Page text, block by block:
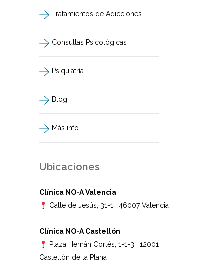
Tratamientos de Adicciones
Consultas Psicológicas
Psiquiatría
Blog
Más info
Ubicaciones
Clínica NO-A Valencia
Calle de Jesús, 31-1 · 46007 Valencia
Clínica NO-A Castellón
Plaza Hernán Cortés, 1-1-3 · 12001
Castellón de la Plana